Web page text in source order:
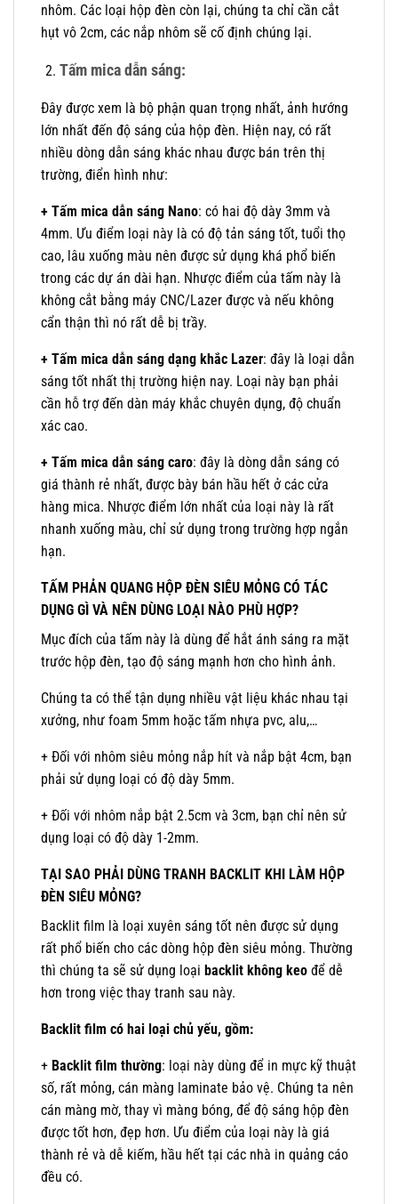
nhôm. Các loại hộp đèn còn lại, chúng ta chỉ cần cắt
hụt vô 2cm, các nắp nhôm sẽ cố định chúng lại.
Tấm mica dẫn sáng:
Đây được xem là bộ phận quan trọng nhất, ảnh hướng
lớn nhất đến độ sáng của hộp đèn. Hiện nay, có rất
nhiều dòng dẫn sáng khác nhau được bán trên thị
trường, điển hình như:
+ Tấm mica dẫn sáng Nano: có hai độ dày 3mm và
4mm. Ưu điểm loại này là có độ tản sáng tốt, tuổi thọ
cao, lâu xuống màu nên được sử dụng khá phổ biến
trong các dự án dài hạn. Nhược điểm của tấm này là
không cắt bằng máy CNC/Lazer được và nếu không
cẩn thận thì nó rất dễ bị trầy.
+ Tấm mica dẫn sáng dạng khắc Lazer: đây là loại dẫn
sáng tốt nhất thị trường hiện nay. Loại này bạn phải
cần hỗ trợ đến dàn máy khắc chuyên dụng, độ chuẩn
xác cao.
+ Tấm mica dẫn sáng caro: đây là dòng dẫn sáng có
giá thành rẻ nhất, được bày bán hầu hết ở các cửa
hàng mica. Nhược điểm lớn nhất của loại này là rất
nhanh xuống màu, chỉ sử dụng trong trường hợp ngắn
hạn.
TẤM PHẢN QUANG HỘP ĐÈN SIÊU MỎNG CÓ TÁC
DỤNG GÌ VÀ NÊN DÙNG LOẠI NÀO PHÙ HỢP?
Mục đích của tấm này là dùng để hắt ánh sáng ra mặt
trước hộp đèn, tạo độ sáng mạnh hơn cho hình ảnh.
Chúng ta có thể tận dụng nhiều vật liệu khác nhau tại
xưởng, như foam 5mm hoặc tấm nhựa pvc, alu,…
+ Đối với nhôm siêu mỏng nắp hít và nắp bật 4cm, bạn
phải sử dụng loại có độ dày 5mm.
+ Đối với nhôm nắp bật 2.5cm và 3cm, bạn chỉ nên sử
dụng loại có độ dày 1-2mm.
TẠI SAO PHẢI DÙNG TRANH BACKLIT KHI LÀM HỘP
ĐÈN SIÊU MỎNG?
Backlit film là loại xuyên sáng tốt nên được sử dụng
rất phổ biến cho các dòng hộp đèn siêu mỏng. Thường
thì chúng ta sẽ sử dụng loại backlit không keo để dễ
hơn trong việc thay tranh sau này.
Backlit film có hai loại chủ yếu, gồm:
+ Backlit film thường: loại này dùng để in mực kỹ thuật
số, rất mỏng, cán màng laminate bảo vệ. Chúng ta nên
cán màng mờ, thay vì màng bóng, để độ sáng hộp đèn
được tốt hơn, đẹp hơn. Ưu điểm của loại này là giá
thành rẻ và dễ kiếm, hầu hết tại các nhà in quảng cáo
đều có.